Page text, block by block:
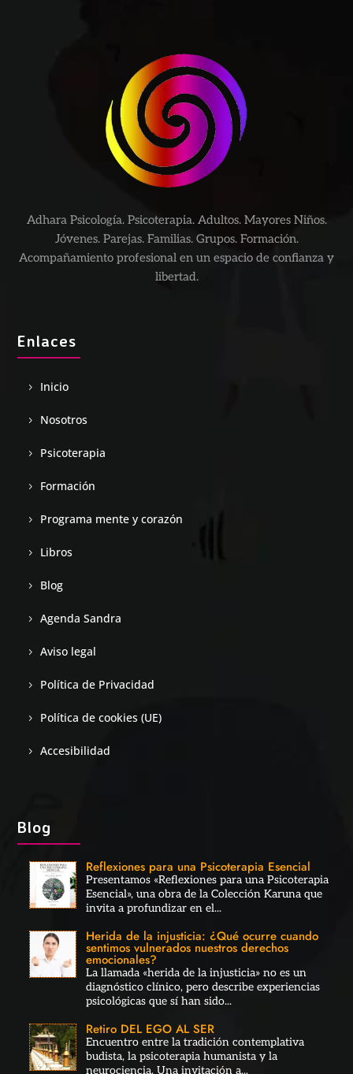
Adhara Psicología. Psicoterapia. Adultos. Mayores Niños.
Jóvenes. Parejas. Familias. Grupos. Formación.
Acompañamiento profesional en un espacio de confianza y
libertad.
Enlaces
Inicio
Nosotros
Psicoterapia
Formación
Programa mente y corazón
Libros
Blog
Agenda Sandra
Aviso legal
Política de Privacidad
Política de cookies (UE)
Accesibilidad
Blog
Reflexiones para una Psicoterapia Esencial
Presentamos «Reflexiones para una Psicoterapia
Esencial», una obra de la Colección Karuna que
invita a profundizar en el...
Herida de la injusticia: ¿Qué ocurre cuando
sentimos vulnerados nuestros derechos
emocionales?
La llamada «herida de la injusticia» no es un
diagnóstico clínico, pero describe experiencias
psicológicas que sí han sido...
Retiro DEL EGO AL SER
Encuentro entre la tradición contemplativa
budista, la psicoterapia humanista y la
neurociencia. Una invitación a...